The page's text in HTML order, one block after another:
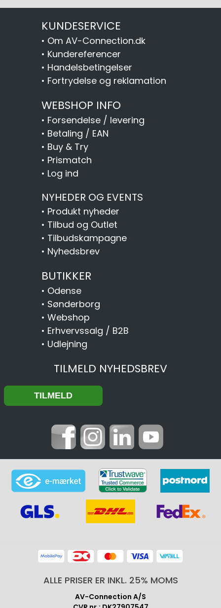
KUNDESERVICE
• Om AV-Connection.dk
• Kundereferencer
• Handelsbetingelser
• Fortrydelse og reklamation
WEBSHOP INFO
• Forsendelse / levering
• Betaling / EAN
• Buy & Try
• Prismatch
• Log ind
NYHEDER OG EVENTS
• Produkt nyheder
• Tilbud og Outlet
• Tilbudskampagne
• Nyhedsbrev
BUTIKKER
• Odense
• Sønderborg
• Webshop
• Erhvervssalg / B2B
• Udlejning
TILMELD NYHEDSBREV
ALLE PRISER ER INKL. 25% MOMS
AV-Connection A/S